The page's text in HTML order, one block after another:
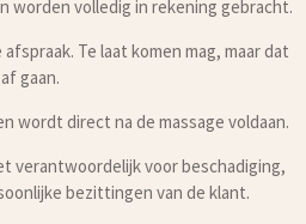
worden volledig in rekening gebracht.
Te laat komen mag, maar dat
gaan.
wordt direct na de massage voldaan.
verantwoordelijk voor beschadiging,
bezittingen van de klant.